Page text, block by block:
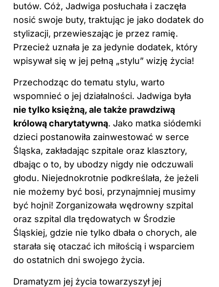
butów. Cóż, Jadwiga posłuchała i zaczęła
nosić swoje buty, traktując je jako dodatek do
stylizacji, przewieszając je przez ramię.
Przecież uznała je za jedynie dodatek, który
wpisywał się w jej pełną „stylu” wizję życia!
Przechodząc do tematu stylu, warto
wspomnieć o jej działalności. Jadwiga była
nie tylko księżną, ale także prawdziwą
królową charytatywną. Jako matka siódemki
dzieci postanowiła zainwestować w serce
Śląska, zakładając szpitale oraz klasztory,
dbając o to, by ubodzy nigdy nie odczuwali
głodu. Niejednokrotnie podkreślała, że jeżeli
nie możemy być bosi, przynajmniej musimy
być hojni! Zorganizowała wędrowny szpital
oraz szpital dla trędowatych w Środzie
Śląskiej, gdzie nie tylko dbała o chorych, ale
starała się otaczać ich miłością i wsparciem
do ostatnich dni swojego życia.
Dramatyzm jej życia towarzyszył jej